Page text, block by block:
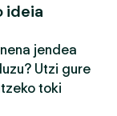
ideia
jendea
Utzi gure
toki